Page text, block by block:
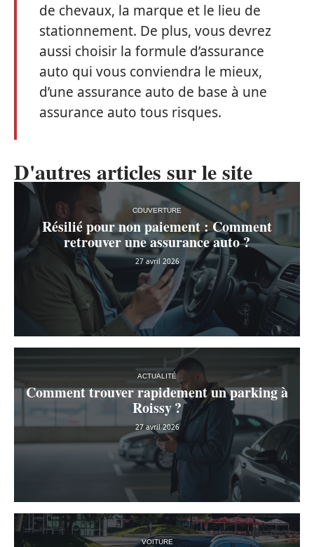
de chevaux, la marque et le lieu de
stationnement. De plus, vous devrez
aussi choisir la formule d’assurance
auto qui vous conviendra le mieux,
d’une assurance auto de base à une
assurance auto tous risques.
D'autres articles sur le site
COUVERTURE
Résilié pour non paiement : Comment
retrouver une assurance auto ?
27 avril 2026
ACTUALITÉ
Comment trouver rapidement un parking à
Roissy ?
27 avril 2026
VOITURE